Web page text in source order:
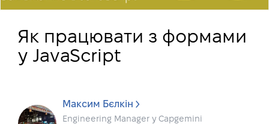
Як працювати з формами
у JavaScript
Максим Бєлкін
Engineering Manager у Capgemini